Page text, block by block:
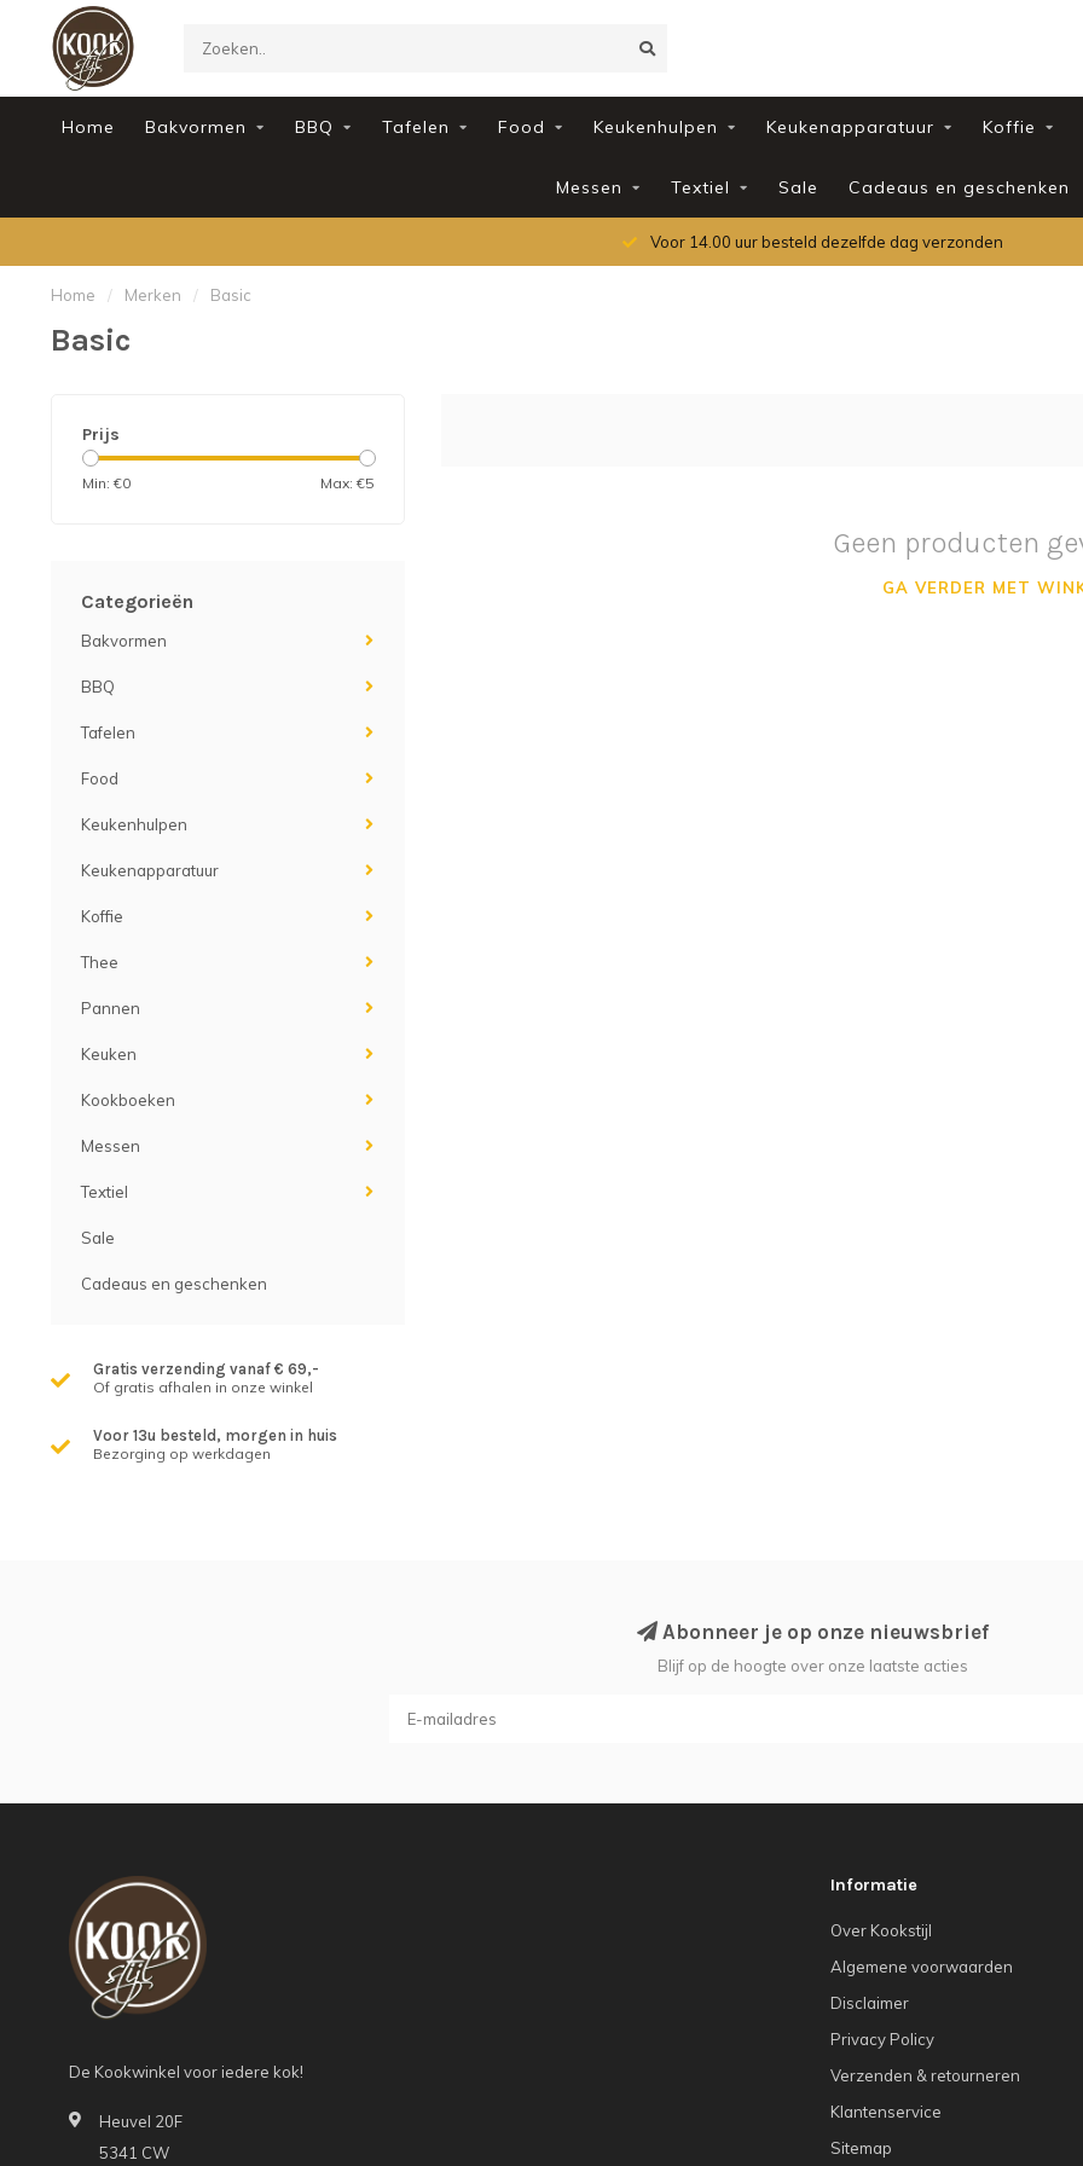
Home Bakvormen BBQ Tafelen Food Keukenhulpen Keukenapparatuur Koffie
Messen Textiel Sale Cadeaus en geschenken
Voor 14.00 uur besteld dezelfde dag verzonden
Home / Merken / Basic
Basic
Prijs
Min: €0 Max: €5
Categorieën
Bakvormen
BBQ
Tafelen
Food
Keukenhulpen
Keukenapparatuur
Koffie
Thee
Pannen
Keuken
Kookboeken
Messen
Textiel
Sale
Cadeaus en geschenken
Gratis verzending vanaf € 69,-
Of gratis afhalen in onze winkel
Voor 13u besteld, morgen in huis
Bezorging op werkdagen
Geen producten
GA VERDER MET
Abonneer je op onze nieuwsbrief
Blijf op de hoogte over onze laatste acties
De Kookwinkel voor iedere kok!
Heuvel 20F
5341 CW
Informatie
Over Kookstijl
Algemene voorwaarden
Disclaimer
Privacy Policy
Verzenden & retourneren
Klantenservice
Sitemap